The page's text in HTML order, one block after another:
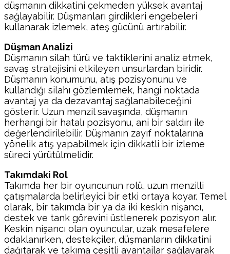
düşmanın dikkatini çekmeden yüksek avantaj
sağlayabilir. Düşmanları girdikleri engebeleri
kullanarak izlemek, ateş gücünü artırabilir.
Düşman Analizi
Düşmanın silah türü ve taktiklerini analiz etmek,
savaş stratejisini etkileyen unsurlardan biridir.
Düşmanın konumunu, atış pozisyonunu ve
kullandığı silahı gözlemlemek, hangi noktada
avantaj ya da dezavantaj sağlanabileceğini
gösterir. Uzun menzil savaşında, düşmanın
herhangi bir hatalı pozisyonu, ani bir saldırı ile
değerlendirilebilir. Düşmanın zayıf noktalarına
yönelik atış yapabilmek için dikkatli bir izleme
süreci yürütülmelidir.
Takımdaki Rol
Takımda her bir oyuncunun rolü, uzun menzilli
çatışmalarda belirleyici bir etki ortaya koyar. Temel
olarak, bir takımda bir ya da iki keskin nişancı,
destek ve tank görevini üstlenerek pozisyon alır.
Keskin nişancı olan oyuncular, uzak mesafelere
odaklanırken, destekçiler, düşmanların dikkatini
dağıtarak ve takıma çeşitli avantajlar sağlayarak